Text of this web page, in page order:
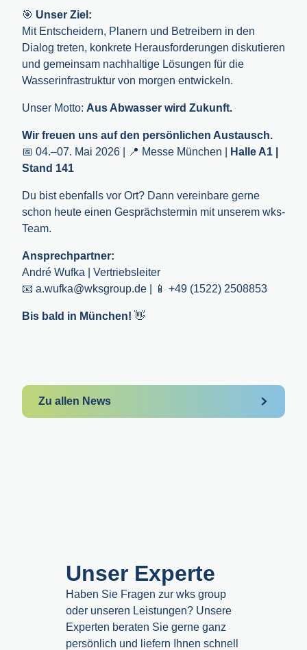
🎯 Unser Ziel:
Mit Entscheidern, Planern und Betreibern in den
Dialog treten, konkrete Herausforderungen diskutieren
und gemeinsam nachhaltige Lösungen für die
Wasserinfrastruktur von morgen entwickeln.
Unser Motto: Aus Abwasser wird Zukunft.
Wir freuen uns auf den persönlichen Austausch.
📅 04.–07. Mai 2026 | 📍 Messe München |
Halle A1 |
Stand 141
Du bist ebenfalls vor Ort? Dann vereinbare gerne
schon heute einen Gesprächstermin mit unserem wks-
Team.
Ansprechpartner:
André Wufka | Vertriebsleiter
📧 a.wufka@wksgroup.de | 📱 +49 (1522) 2508853
Bis bald in München! 👋
Zu allen News
Unser Experte
Haben Sie Fragen zur wks group
oder unseren Leistungen? Unsere
Experten beraten Sie gerne ganz
persönlich und liefern Ihnen schnell